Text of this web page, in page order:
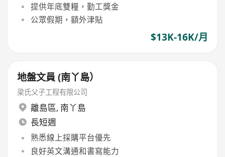
提供年底雙糧，勤工獎金
公眾假期，額外津貼
$13K-16K/月
地盤文員 (南丫島）
梁氏父子工程有限公司
離島區, 南丫島
長短週
熟悉線上採購平台優先
良好英文溝通和書寫能力